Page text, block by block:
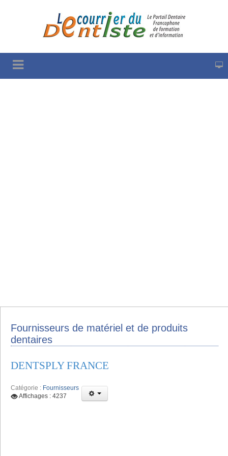
Fournisseurs de matériel et de produits
dentaires
DENTSPLY FRANCE
Catégorie : Fournisseurs
Affichages : 4237